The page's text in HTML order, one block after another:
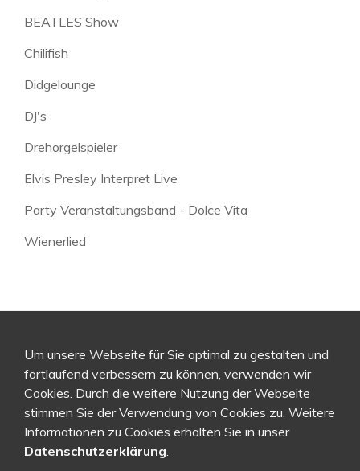
BEATLES Show
Chilifish
Didgelounge
DJ's
Drehorgelspieler
Elvis Presley Interpret Live
Party Veranstaltungsband - Dolce Vita
Wienerlied
Um unsere Webseite für Sie optimal zu gestalten und
fortlaufend verbessern zu können, verwenden wir
Cookies. Durch die weitere Nutzung der Webseite
stimmen Sie der Verwendung von Cookies zu. Weitere
Informationen zu Cookies erhalten Sie in unser
Datenschutzerklärung.